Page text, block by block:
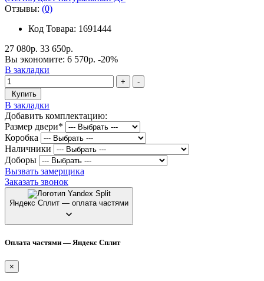
Отзывы: (0)
Код Товара: 1691444
27 080р. 33 650р.
Вы экономите: 6 570р. -20%
В закладки
+
-
Купить
В закладки
Добавить комплектацию:
Размер двери*
Коробка
Наличники
Доборы
Вызвать замерщика
Заказать звонок
Яндекс Сплит — оплата частями
Оплата частями — Яндекс Сплит
×